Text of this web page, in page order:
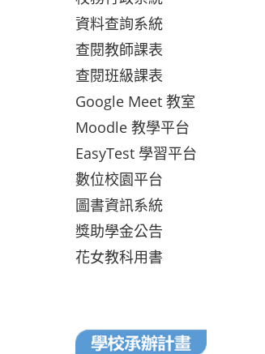
資料查詢系統
查閱教師課表
查閱班級課表
Google Meet 教室
Moodle 教學平台
EasyTest 學習平台
數位校園平台
圖書資訊系統
獎助學金公告
花女教科用書